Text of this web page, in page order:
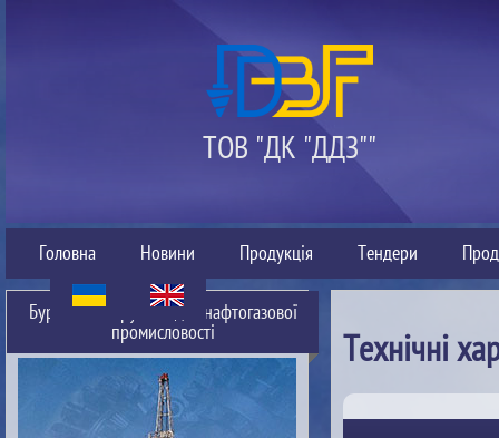
ТОВ "ДК "ДДЗ""
Головна Новини Продукція Тендери
Буровий інструмент для нафтогазової
промисловості Технічні